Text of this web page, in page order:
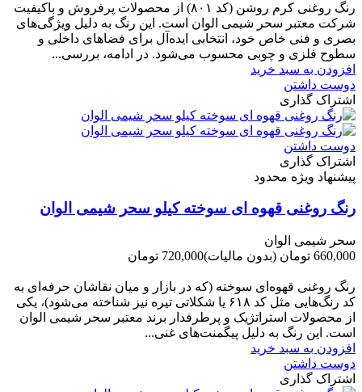
رنگ روغنی کرم روشن (کد ۸۰۱) از محصولات پرفروش و باکیفیت
شرکت‌ معتبر سحر شیمی الوان است. این رنگ به دلیل ویژگی‌های
بصری و فنی خاص خود، انتخابی ایده‌آل برای فضاهای داخلی و
سطوح فلزی و چوبی محسوب می‌شود. در ادامه، بررسی...
افزودن به سبد خرید
دوست داشتن
اشتراک گذاری
دوست داشتن
اشتراک گذاری
پیشنهاد ویژه محدود
رنگ روغنی قهوه ای سوخته کیلو سحر شیمی الوان
سحر شیمی الوان
660,000 تومان
(بدون مالیات)720,000 تومان
رنگ روغنی قهوه‌ای سوخته (که در بازار و میان نقاشان حرفه‌ای به
کد رنگ‌هایی مثل کد ۶۱۸ یا شکلاتی تیره نیز شناخته می‌شود)، یکی
از محصولات استراتژیک و پرطرفدار برند معتبر سحر شیمی الوان
است. این رنگ به دلیل پیگمنت‌های غنی...
افزودن به سبد خرید
دوست داشتن
اشتراک گذاری